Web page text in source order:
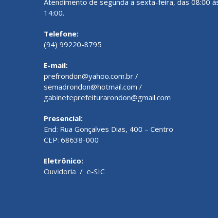
14:00.
Telefone:
(94) 99220-8795
E-mail:
prefrondon@yahoo.com.br /
semadrondon@hotmail.com /
gabineteprefeiturarondon@gmail.com
Presencial:
End: Rua Gonçalves Dias, 400 – Centro
CEP: 68638-000
Eletrônico:
Ouvidoria / e-SIC